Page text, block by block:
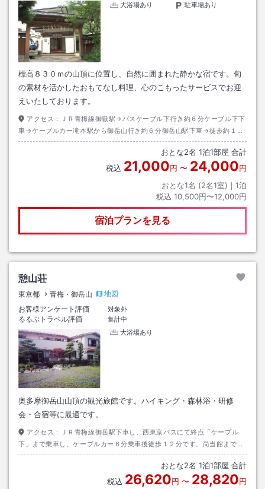
大浴場あり
駐車場あり
標高８３０ｍの山頂に位置し、自然に囲まれた静かな宿です。旬
の素材を活かしたおもてなし料理、心のこもったサービスでお迎
えいたしております。
アクセス：
ＪＲ青梅線御嶽駅→バスケーブル下行き約６分ケーブル下下
車→ケーブルカー滝本駅から御岳山行き約６分御岳山駅下車→徒歩約１０
分
おとな2名 1泊1部屋 合計
税込 21,000円 〜 24,000円
おとな1名 (2名1室)｜ 1泊
税込 10,500円〜12,000円
宿泊プランを見る
憩山荘
東京都 青梅・御岳山
地図
お客様アンケート評価
対象外
るるぶトラベル評価
集計中
大浴場あり
奥多摩御岳山山頂の観光旅館です。ハイキング・森林浴・研修
会・合宿等に最適です。
アクセス：
ＪＲ青梅線御岳駅下車し、西東京バスにて終点「ケーブル
下」まで乗車し、ケーブルカー６分乗車後徒歩１２分です。尚当館までお
車で直接おこしになることができません。
おとな2名 1泊1部屋 合計
税込 26,620円 〜 28,820円